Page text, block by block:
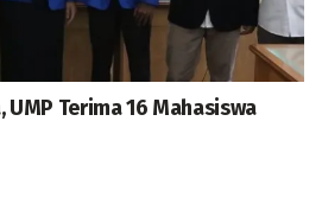
Terima 16 Mahasiswa